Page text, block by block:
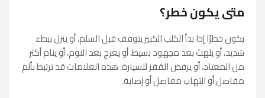
متى يكون خطر؟
يكون خطرًا إذا بدأ الكلب الكبير يتوقف قبل السلم، أو ينزل ببطء
شديد، أو يلهث بعد مجهود بسيط، أو يعرج بعد النوم، أو ينام أكثر
من المعتاد، أو يرفض القفز للسيارة. هذه العلامات قد ترتبط بألم
مفاصل أو التهاب مفاصل أو إصابة.